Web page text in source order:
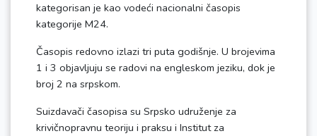
kategorisan je kao vodeći nacionalni časopis
kategorije M24.
Časopis redovno izlazi tri puta godišnje. U brojevima
1 i 3 objavljuju se radovi na engleskom jeziku, dok je
broj 2 na srpskom.
Suizdavači časopisa su Srpsko udruženje za
krivičnopravnu teoriju i praksu i Institut za